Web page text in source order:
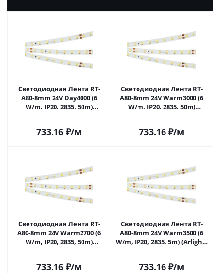
Светодиодная Лента RT-
A80-8mm 24V Day4000 (6
W/m, IP20, 2835, 50m)
733.16 ₽/м
Светодиодная Лента RT-
A80-8mm 24V Warm3000 (6
W/m, IP20, 2835, 50m)
733.16 ₽/м
Светодиодная Лента RT-
A80-8mm 24V Warm2700 (6
W/m, IP20, 2835, 50m)
733.16 ₽/м
Светодиодная Лента RT-
A80-8mm 24V Warm3500 (6
W/m, IP20, 2835, 5m) (Arlight,
733.16 ₽/м